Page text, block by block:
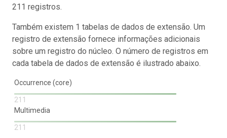
211 registros.
Também existem 1 tabelas de dados de extensão. Um
registro de extensão fornece informações adicionais
sobre um registro do núcleo. O número de registros em
cada tabela de dados de extensão é ilustrado abaixo.
Occurrence (core)
211
Multimedia
211